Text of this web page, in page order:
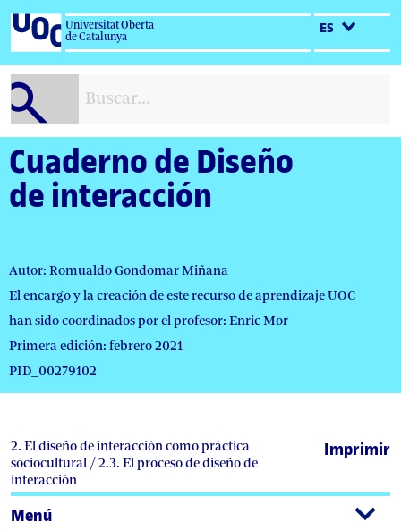
Salta
contenido
Universitat Oberta
de Catalunya
ES
Cuaderno de Diseño
de interacción
Autor: Romualdo Gondomar Miñana
El encargo y la creación de este recurso de aprendizaje UOC
han sido coordinados por el profesor: Enric Mor
Primera edición: febrero 2021
PID_00279102
2. El diseño de interacción como práctica
sociocultural / 2.3. El proceso de diseño de
interacción
Imprimir
Menú